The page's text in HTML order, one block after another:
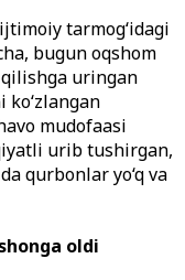
tarmog‘idagi
bugun oqshom
uringan
mudofaasi
urib tushirgan,
qurbonlar yo‘q va
oldi